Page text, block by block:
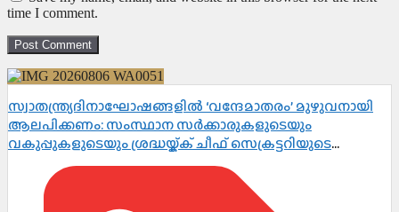
time I comment.
സ്വാതന്ത്ര്യദിനാഘോഷങ്ങളിൽ ‘വന്ദേമാതരം’ മുഴുവനായി
ആലപിക്കണം: സംസ്ഥാന സർക്കാരുകളുടെയും
വകുപ്പുകളുടെയും ശ്രദ്ധയ്ക്ക് ചീഫ് സെക്രട്ടറിയുടെ
നിർദ്ദേശം